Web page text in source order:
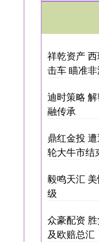
祥乾资产
击车 瞄准
迪时策略
融传承
鼎红金投
轮大牛市结
毅鸣天汇
级
众豪配资
及欧赔总汇